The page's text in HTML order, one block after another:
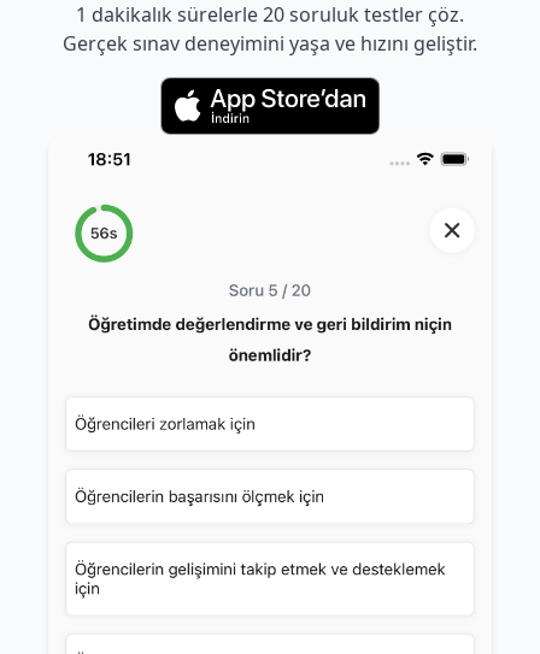
1 dakikalık sürelerle 20 soruluk testler çöz.
Gerçek sınav deneyimini yaşa ve hızını geliştir.